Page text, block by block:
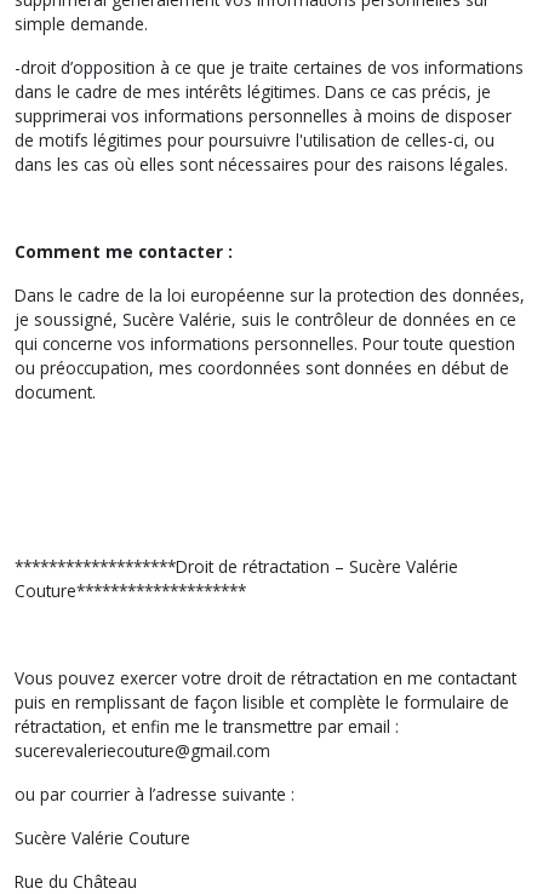
simple demande.
-droit d’opposition à ce que je traite certaines de vos informations
dans le cadre de mes intérêts légitimes. Dans ce cas précis, je
supprimerai vos informations personnelles à moins de disposer
de motifs légitimes pour poursuivre l'utilisation de celles-ci, ou
dans les cas où elles sont nécessaires pour des raisons légales.
Comment me contacter :
Dans le cadre de la loi européenne sur la protection des données,
je soussigné, Sucère Valérie, suis le contrôleur de données en ce
qui concerne vos informations personnelles. Pour toute question
ou préoccupation, mes coordonnées sont données en début de
document.
*******************Droit de rétractation – Sucère Valérie
Couture********************
Vous pouvez exercer votre droit de rétractation en me contactant
puis en remplissant de façon lisible et complète le formulaire de
rétractation, et enfin me le transmettre par email :
sucerevaleriecouture@gmail.com
ou par courrier à l’adresse suivante :
Sucère Valérie Couture
Rue du Château